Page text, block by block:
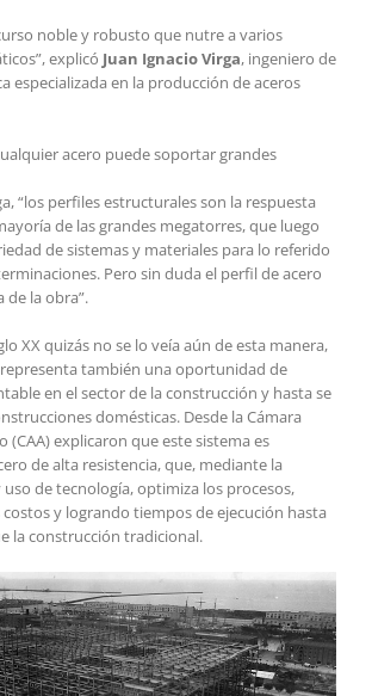
noble y robusto que nutre a varios
explicó Juan Ignacio Virga, ingeniero de
especializada en la producción de aceros
acero puede soportar grandes
“los perfiles estructurales son la respuesta
de las grandes megatorres, que luego
de sistemas y materiales para lo referido
Pero sin duda el perfil de acero
de la obra”.
XX quizás no se lo veía aún de esta manera,
también una oportunidad de
en el sector de la construcción y hasta se
domésticas. Desde la Cámara
(CAA) explicaron que este sistema es
de alta resistencia, que, mediante la
de tecnología, optimiza los procesos,
y logrando tiempos de ejecución hasta
la construcción tradicional.